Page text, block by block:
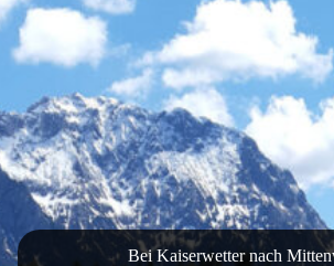
Bei Kaiserwetter nach